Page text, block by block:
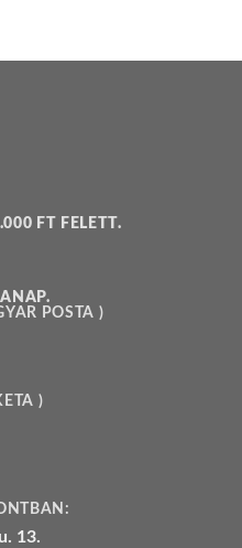
FT FELETT.
POSTA )
)
13.